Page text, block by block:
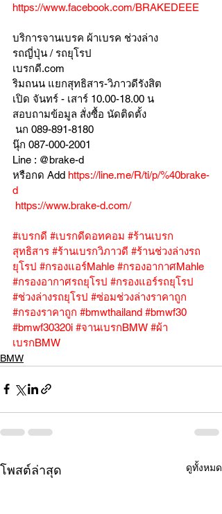
https://www.facebook.com/BRAKEDEEE
บริการจานเบรค ผ้าเบรค ช่วงล่าง
รถญี่ปุ่น / รถยุโรป
เบรกดี.com
ริมถนน แยกสุทธิสาร-วิภาวดีรังสิต
เปิด จันทร์ - เสาร์ 10.00-18.00 น
สอบถามข้อมูล สั่งซื้อ นัดติดตั้ง
นก 089-891-8180
นุ๊ก 087-000-2001
Line : @brake-d
หรือกด Add https://line.me/R/ti/p/%40brake-
d
https://www.brake-d.com/
#เบรกดี #เบรกดีดอทคอม #ร้านเบรก
สุทธิสาร #ร้านเบรกวิภาวดี #ร้านช่วงล่างรถ
ยุโรป #กรองแอร์Mahle #กรองอากาศMahle
#กรองอากาศรถยุโรป #กรองแอร์รถยุโรป
#ช่วงล่างรถยุโรป #ซ่อมช่วงล่างราคาถูก
#กรองราคาถูก #bmwthailand #bmwf30
#bmwf30320i #จานเบรกBMW #ผ้า
เบรกBMW
BMW
โพสต์ล่าสุด ดูทั้งหมด